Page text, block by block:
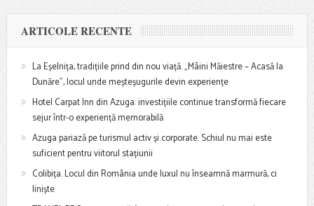
ARTICOLE RECENTE
La Eșelnița, tradițiile prind din nou viață. „Mâini Măiestre – Acasă la
Dunăre”, locul unde meșteșugurile devin experiențe
Hotel Carpat Inn din Azuga: investițiile continue transformă fiecare
sejur într-o experiență memorabilă
Azuga pariază pe turismul activ și corporate. Schiul nu mai este
suficient pentru viitorul stațiunii
Colibița. Locul din România unde luxul nu înseamnă marmură, ci
liniște